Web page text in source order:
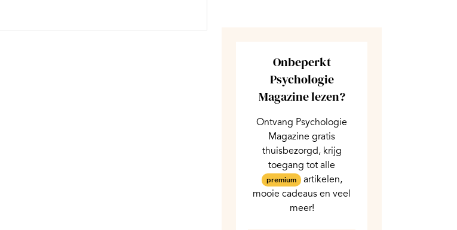
Onbeperkt
Psychologie
Magazine lezen?
Ontvang Psychologie
Magazine gratis
thuisbezorgd, krijg
toegang tot alle
premium artikelen,
mooie cadeaus en veel
meer!